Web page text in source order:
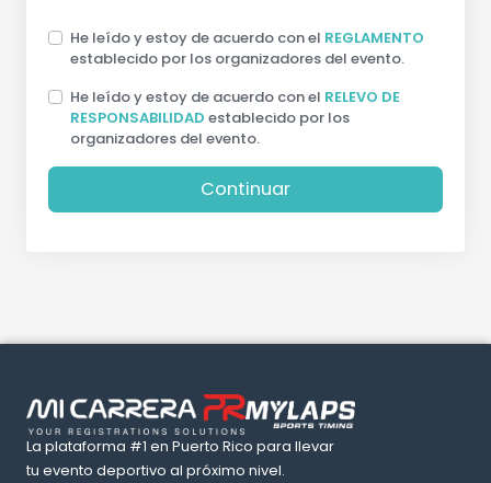
He leído y estoy de acuerdo con el REGLAMENTO
establecido por los organizadores del evento.
He leído y estoy de acuerdo con el RELEVO DE
RESPONSABILIDAD establecido por los
organizadores del evento.
Continuar
La plataforma #1 en Puerto Rico para llevar
tu evento deportivo al próximo nivel.